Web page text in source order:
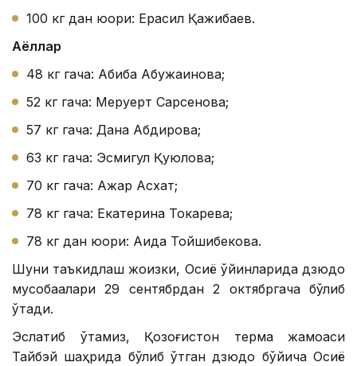
100 кг дан юқори: Ерасил Қажибаев.
Аёллар
48 кг гача: Абиба Абужақинова;
52 кг гача: Меруерт Сарсенова;
57 кг гача: Дана Абдирова;
63 кг гача: Эсмигул Қуюлова;
70 кг гача: Ажар Асхат;
78 кг гача: Екатерина Токарева;
78 кг дан юқори: Аида Тойшибекова.
Шуни таъкидлаш жоизки, Осиё ўйинларида дзюдо
мусобақалари 29 сентябрдан 2 октябргача бўлиб
ўтади.
Эслатиб ўтамиз, Қозоғистон терма жамоаси
Тайбэй шаҳрида бўлиб ўтган дзюдо бўйича Осиё